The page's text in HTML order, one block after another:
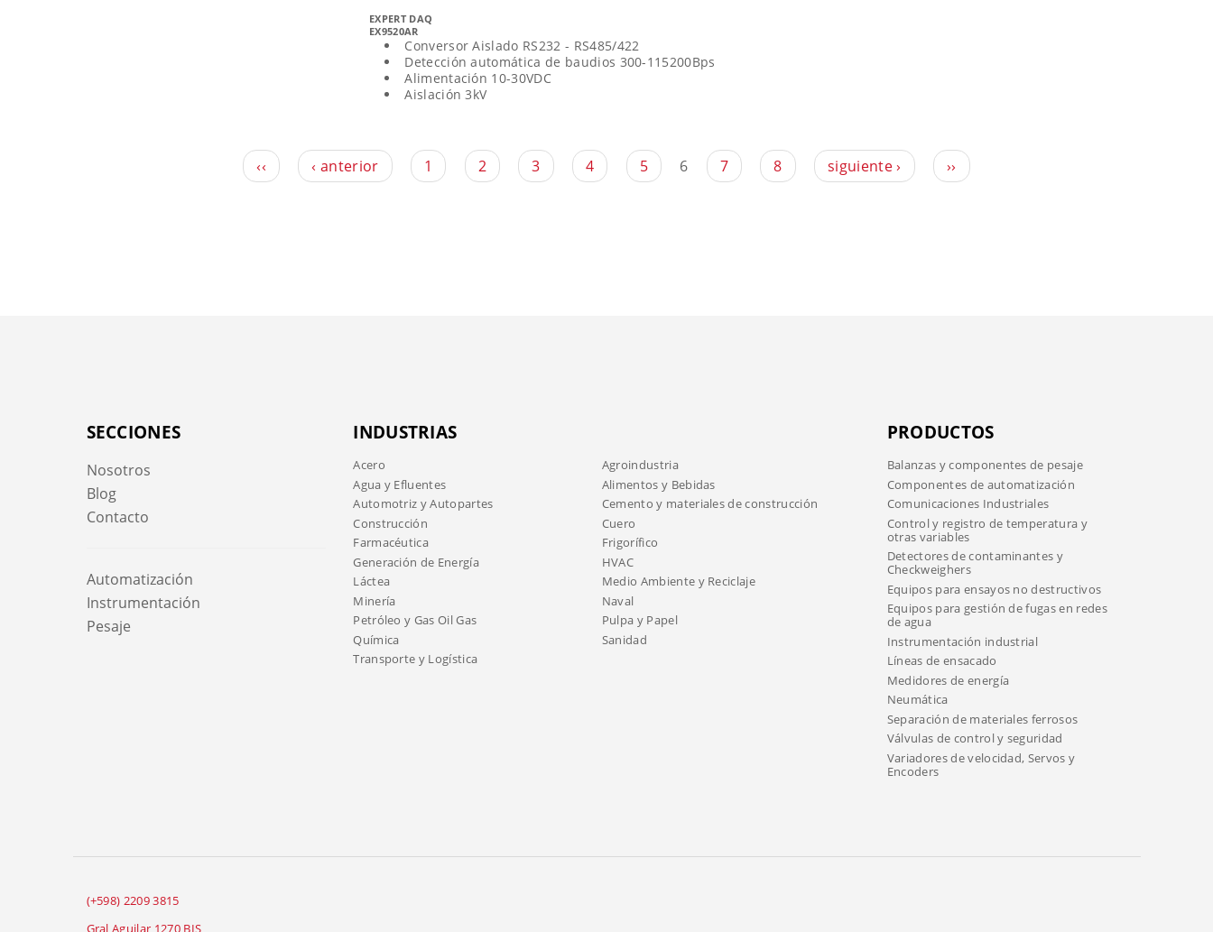
EXPERT DAQ
EX9520AR
Conversor Aislado RS232 - RS485/422
Detección automática de baudios 300-115200Bps
Alimentación 10-30VDC
Aislación 3kV
‹‹ ‹ anterior 1 2 3 4 5 6 7 8 siguiente › ››
SECCIONES
Nosotros
Blog
Contacto
Automatización
Instrumentación
Pesaje
INDUSTRIAS
Acero
Agroindustria
Agua y Efluentes
Alimentos y Bebidas
Automotriz y Autopartes
Cemento y materiales de construcción
Construcción
Cuero
Farmacéutica
Frigorífico
Generación de Energía
HVAC
Láctea
Medio Ambiente y Reciclaje
Minería
Naval
Petróleo y Gas Oil Gas
Pulpa y Papel
Química
Sanidad
Transporte y Logística
PRODUCTOS
Balanzas y componentes de pesaje
Componentes de automatización
Comunicaciones Industriales
Control y registro de temperatura y
otras variables
Detectores de contaminantes y
Checkweighers
Equipos para ensayos no destructivos
Equipos para gestión de fugas en redes
de agua
Instrumentación industrial
Líneas de ensacado
Medidores de energía
Neumática
Separación de materiales ferrosos
Válvulas de control y seguridad
Variadores de velocidad, Servos y
Encoders
(+598) 2209 3815
Gral Aguilar 1270 BIS